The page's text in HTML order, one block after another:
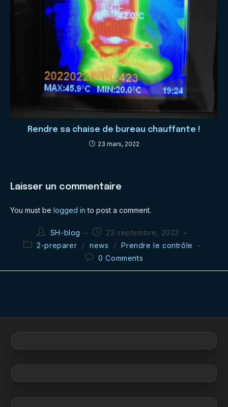
Rendre sa chaise de bureau chauffante !
23 mars, 2022
Laisser un commentaire
You must be logged in to post a comment.
Post
author:
SH-blog
Post
published:
23 septembre, 2022
Post2-preparer / news /
Prendre le contrôle
Post0 Comments